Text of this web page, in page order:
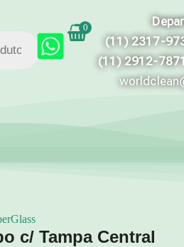
0
(11) 2317-
(11) 2912-
c/ Tampa Central